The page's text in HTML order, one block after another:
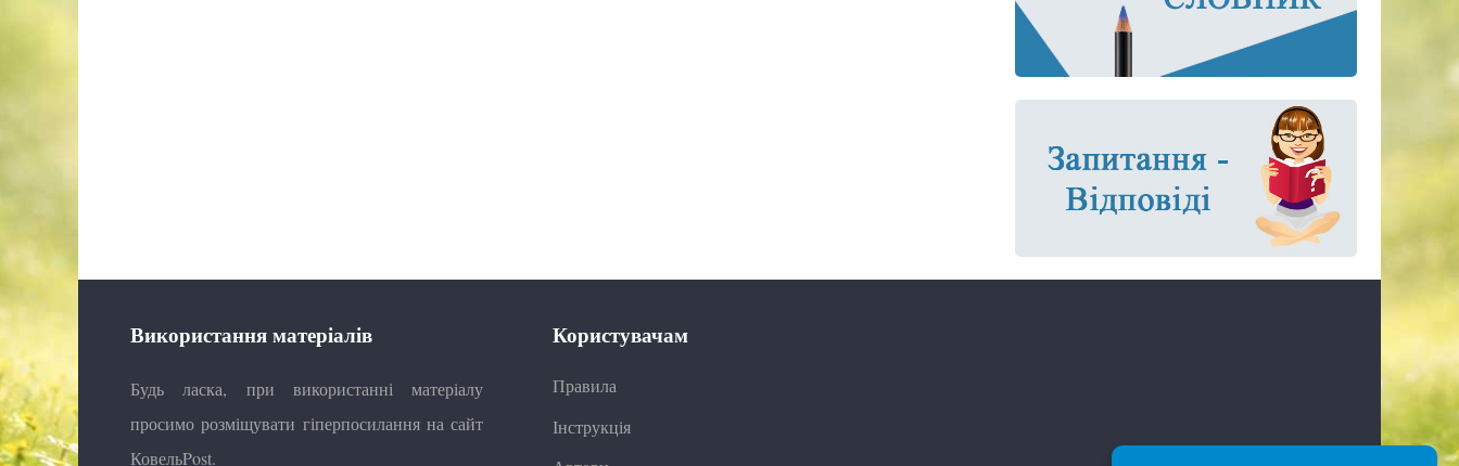
Використання матеріалів
Будь ласка, при використанні матеріалу
просимо розміщувати гіперпосилання на сайт
КовельPost.
Користувачам
Правила
Інструкція